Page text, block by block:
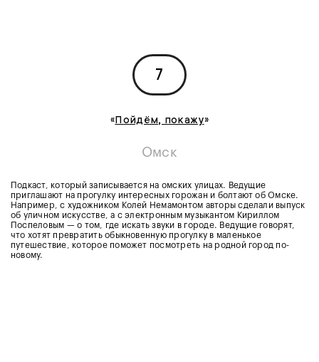
7
«Пойдём, покажу»
Омск
Подкаст, который записывается на омских улицах. Ведущие
приглашают на прогулку интересных горожан и болтают об Омске.
Например, с художником Колей Немамонтом авторы сделали выпуск
об уличном искусстве, а с электронным музыкантом Кириллом
Поспеловым — о том, где искать звуки в городе. Ведущие говорят,
что хотят превратить обыкновенную прогулку в маленькое
путешествие, которое поможет посмотреть на родной город по-
новому.